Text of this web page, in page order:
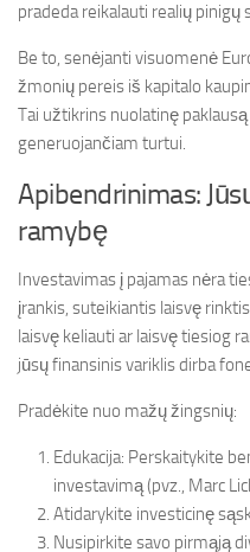
pradeda reikalauti realių pinigų
Be to, senėjanti visuomenė
žmonių pereis iš kapitalo
Tai užtikrins nuolatinę
generuojančiam turtui.
Apibendrinimas:
ramybę
Investavimas į pajamas nėra
įrankis, suteikiantis laisvę
laisvę keliauti ar laisvę tiesiog
jūsų finansinis variklis dirba
Pradėkite nuo mažų žingsnių:
Edukacija: Perskaitykite
investavimą (pvz., Marc
Atidarykite investicinę
Nusipirkite savo pirmąją